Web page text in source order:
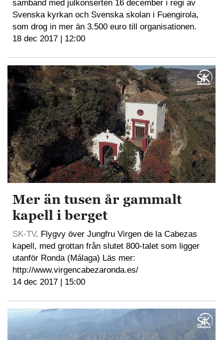
samband med julkonserten 16 december i regi av
Svenska kyrkan och Svenska skolan i Fuengirola,
som drog in mer än 3.500 euro till organisationen.
18 dec 2017 | 12:00
Mer än tusen år gammalt
kapell i berget
SK-TV. Flygvy över Jungfru Virgen de la Cabezas
kapell, med grottan från slutet 800-talet som ligger
utanför Ronda (Málaga) Läs mer:
http://www.virgencabezaronda.es/
14 dec 2017 | 15:00